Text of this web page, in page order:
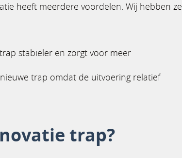
heeft meerdere voordelen. Wij hebben ze
stabieler en zorgt voor meer
trap omdat de uitvoering relatief
trap?